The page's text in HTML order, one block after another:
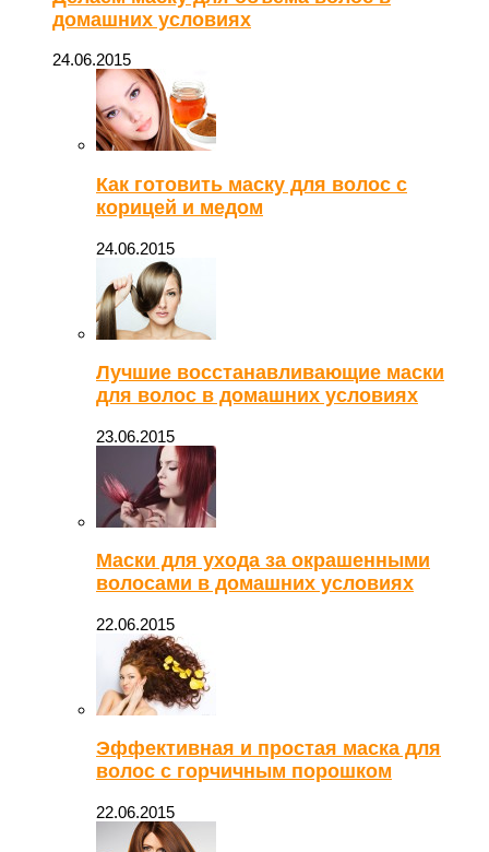
домашних условиях
24.06.2015
Как готовить маску для волос с
корицей и медом
24.06.2015
Лучшие восстанавливающие маски
для волос в домашних условиях
23.06.2015
Маски для ухода за окрашенными
волосами в домашних условиях
22.06.2015
Эффективная и простая маска для
волос с горчичным порошком
22.06.2015